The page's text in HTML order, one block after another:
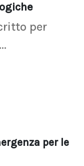
per
per le